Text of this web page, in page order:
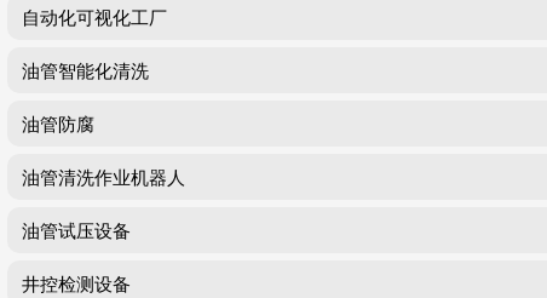
自动化可视化工厂
油管智能化清洗
油管防腐
油管清洗作业机器人
油管试压设备
井控检测设备